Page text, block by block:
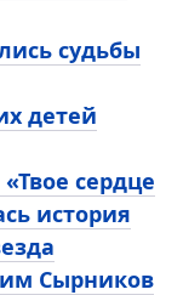
судьбы
детей
сердце
история
Сырников